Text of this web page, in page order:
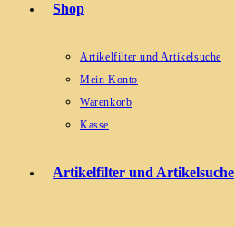
Shop
Artikelfilter und Artikelsuche
Mein Konto
Warenkorb
Kasse
Artikelfilter und Artikelsuche